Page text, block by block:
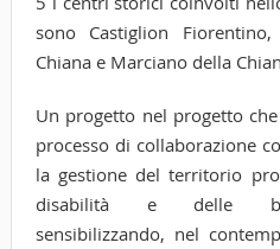
sono Castiglion
Chiana e Marciano della
Un progetto nel progetto
processo di collaborazione
la gestione del territorio
disabilità e delle
sensibilizzando, nel